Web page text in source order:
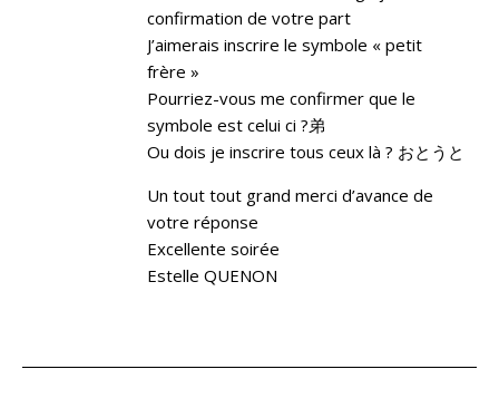
confirmation de votre part
J’aimerais inscrire le symbole « petit
frère »
Pourriez-vous me confirmer que le
symbole est celui ci ?弟
Ou dois je inscrire tous ceux là ? おとうと
Un tout tout grand merci d’avance de
votre réponse
Excellente soirée
Estelle QUENON